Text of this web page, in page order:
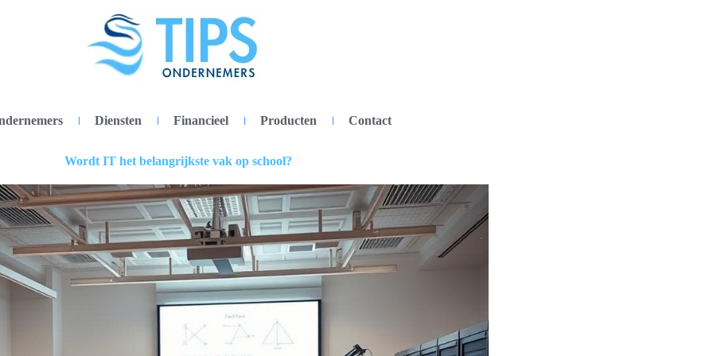
Diensten Financieel Producten Contact
Wordt IT het belangrijkste vak op school?